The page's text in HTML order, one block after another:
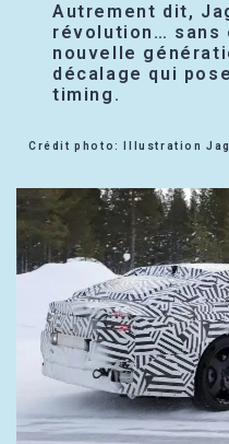
Autrement dit,
révolution… sans
nouvelle
décalage qui
timing.
Crédit photo: Illustration